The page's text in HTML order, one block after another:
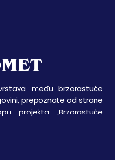
među brzorastuće
prepoznate od strane
projekta „Brzorastuće